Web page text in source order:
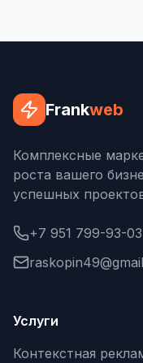
Frankweb
Комплексные
роста вашего
успешных
+7 951 799-93-03
Услуги
Контекстная